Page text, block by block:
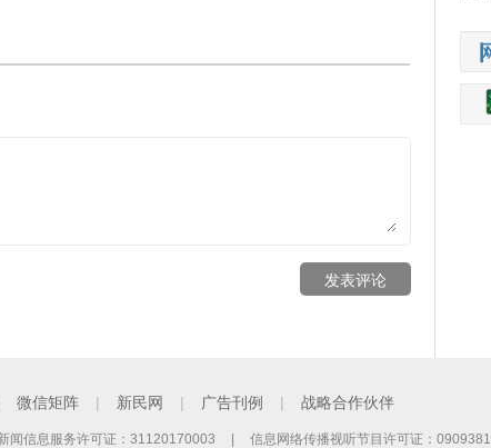
发表评论
微信矩阵 | 新民网 | 广告刊例 | 战略合作伙伴
闻信息服务许可证：31120170003 信息网络传播视听节目许可证：0909381